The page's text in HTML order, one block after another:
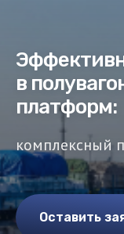
в
платформ:
комплексный
Оставить